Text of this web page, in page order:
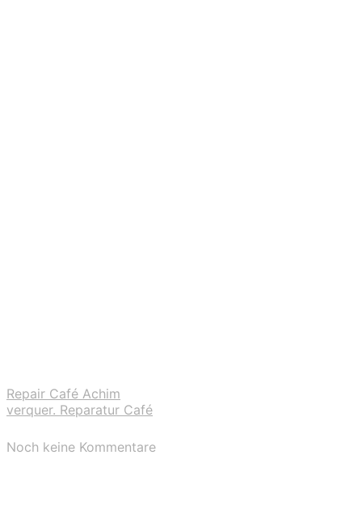
Repair Café Achim
verquer. Reparatur Café
Noch keine Kommentare